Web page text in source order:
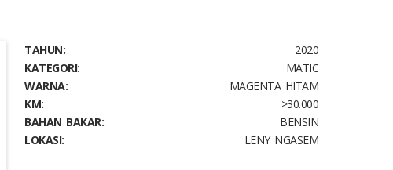
TAHUN:
2020
KATEGORI:
MATIC
WARNA:
MAGENTA HITAM
KM:
>30.000
BAHAN BAKAR:
BENSIN
LOKASI:
LENY NGASEM